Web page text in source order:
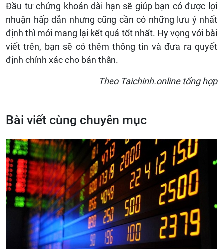
Đầu tư chứng khoán dài hạn sẽ giúp bạn có được lợi
nhuận hấp dẫn nhưng cũng cần có những lưu ý nhất
định thì mới mang lại kết quả tốt nhất. Hy vọng với bài
viết trên, bạn sẽ có thêm thông tin và đưa ra quyết
định chính xác cho bản thân.
Theo Taichinh.online tổng hợp
Bài viết cùng chuyên mục